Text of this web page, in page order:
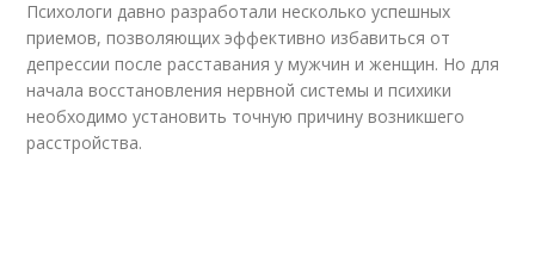
Психологи давно разработали несколько успешных
приемов, позволяющих эффективно избавиться от
депрессии после расставания у мужчин и женщин. Но для
начала восстановления нервной системы и психики
необходимо установить точную причину возникшего
расстройства.